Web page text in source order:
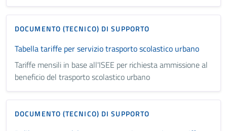
DOCUMENTO (TECNICO) DI SUPPORTO
Tabella tariffe per servizio trasporto scolastico urbano
Tariffe mensili in base all'ISEE per richiesta ammissione al
beneficio del trasporto scolastico urbano
DOCUMENTO (TECNICO) DI SUPPORTO